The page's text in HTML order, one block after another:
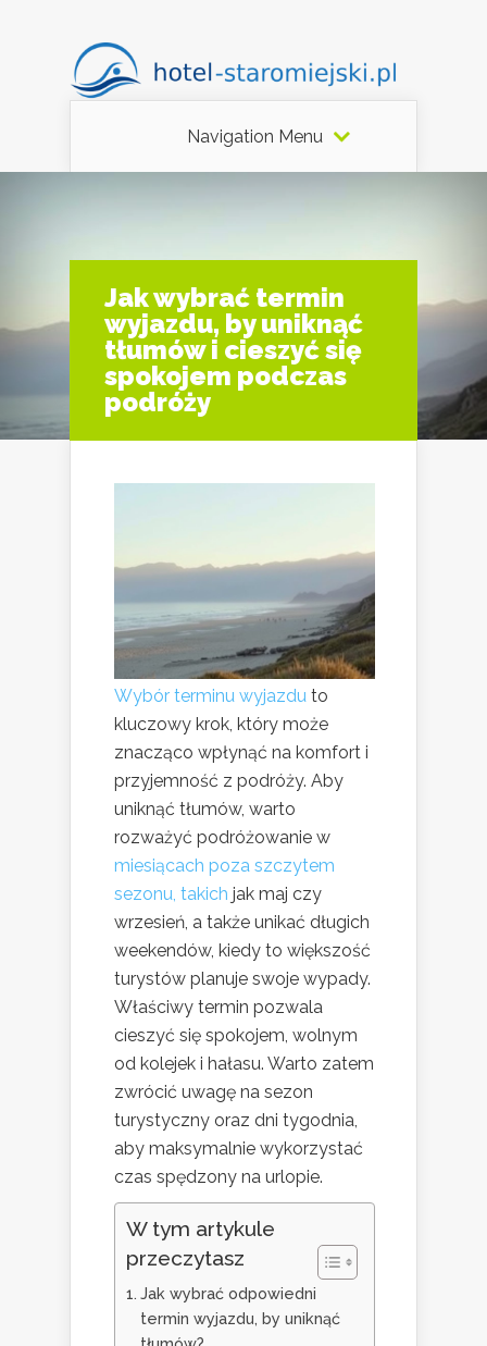
Navigation Menu
Jak wybrać termin
wyjazdu, by uniknąć
tłumów i cieszyć się
spokojem podczas
podróży
Wybór terminu wyjazdu to
kluczowy krok, który może
znacząco wpłynąć na komfort i
przyjemność z podróży. Aby
uniknąć tłumów, warto
rozważyć podróżowanie w
miesiącach poza szczytem
sezonu, takich jak maj czy
wrzesień, a także unikać długich
weekendów, kiedy to większość
turystów planuje swoje wypady.
Właściwy termin pozwala
cieszyć się spokojem, wolnym
od kolejek i hałasu. Warto zatem
zwrócić uwagę na sezon
turystyczny oraz dni tygodnia,
aby maksymalnie wykorzystać
czas spędzony na urlopie.
W tym artykule
przeczytasz
Jak wybrać odpowiedni
termin wyjazdu, by uniknąć